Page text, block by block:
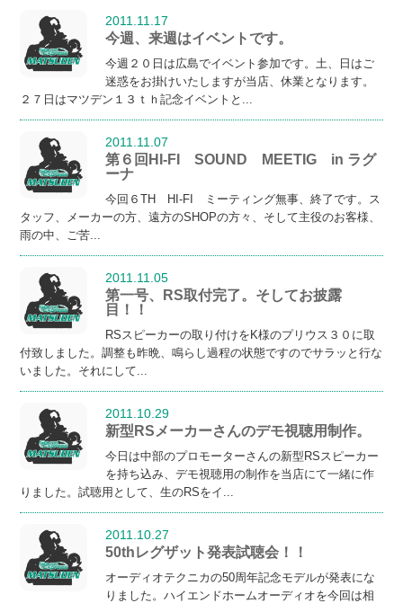
2011.11.17
今週、来週はイベントです。
今週２０日は広島でイベント参加です。土、日はご
迷惑をお掛けいたしますが当店、休業となります。
２７日はマツデン１３ｔｈ記念イベントと...
2011.11.07
第６回HI-FI SOUND MEETIG in ラグ
ーナ
今回６TH HI-FI ミーティング無事、終了です。ス
タッフ、メーカーの方、遠方のSHOPの方々、そして主役のお客様、
雨の中、ご苦...
2011.11.05
第一号、RS取付完了。そしてお披露
目！！
RSスピーカーの取り付けをK様のプリウス３０に取
付致しました。調整も昨晩、鳴らし過程の状態ですのでサラッと行な
いました。それにして...
2011.10.29
新型RSメーカーさんのデモ視聴用制作。
今日は中部のプロモーターさんの新型RSスピーカー
を持ち込み、デモ視聴用の制作を当店にて一緒に作
りました。試聴用として、生のRSをイ...
2011.10.27
50thレグザット発表試聴会！！
オーディオテクニカの50周年記念モデルが発表にな
りました。ハイエンドホームオーディオを今回は相